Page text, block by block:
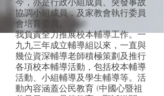
今，亦是行政小組成員、突發事故
協調小組成員，及家教會執行委員
會培育委員。
我負責全力推展校本輔導工作。一
九九三年成立輔導組以來，一直與
幾位資深輔導老師積極策劃及推行
各項校本輔導活動，包括校本輔導
活動、小組輔導及學生輔導等。活
動內容涵蓋公民教育 (中國心暨祖